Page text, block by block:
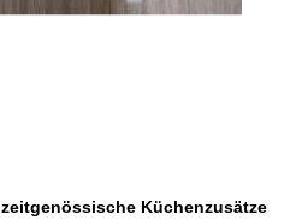
zeitgenössische Küchenzusätze